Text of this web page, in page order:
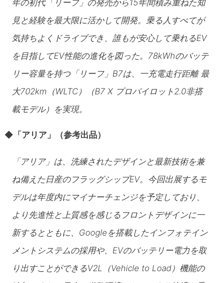
年の初代「リーフ」の発売から15年間積み重ねた知
見と経験を最大限に活かして開発。乗る人すべてが
気持ちよくドライブでき、誰もが安心して乗れるEV
を目指してEV性能の進化を図った。78kWhのバッテ
リー容量を持つ「リーフ」B7は、一充電走行距離 最
大702km（WLTC）（B7 X プロパイロット2.0非搭
載モデル）を実現。
◆ 「アリア」（参考出品）
「アリア」は、洗練されたデザインと最新技術を兼
ね備えた日産のフラッグシップEV。今回出展するモ
デルは年度内にマイナーチェンジを予定しており、
より先進性と上質感を感じるフロントデザインに一
新するとともに、Googleを搭載したインフォテイン
メントシステムの採用や、EVのバッテリー電力を取
り出すことができるV2L（Vehicle to Load）機能の